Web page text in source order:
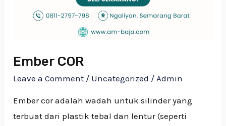
Ember COR
Leave a Comment / Uncategorized /Admin
Ember cor adalah wadah untuk silinder yang
terbuat dari plastik tebal dan lentur (seperti